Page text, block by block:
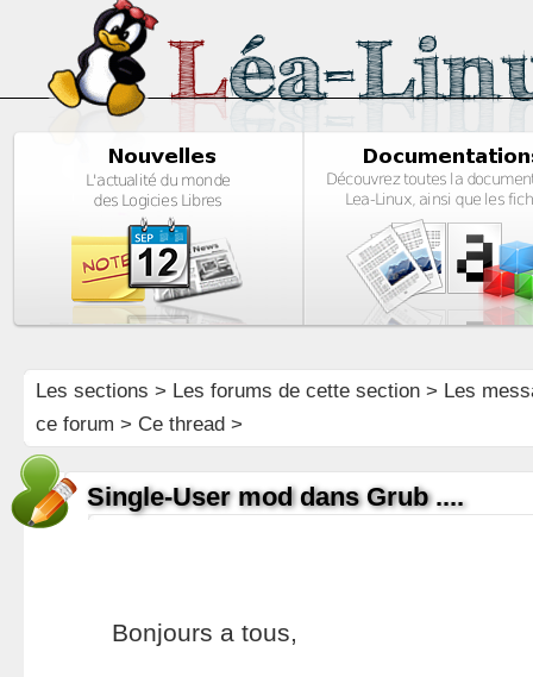
Les sections > Les forums de cette section> Les
ce forum > Ce thread >
Single-User mod dans Grub ....
Bonjours a tous,